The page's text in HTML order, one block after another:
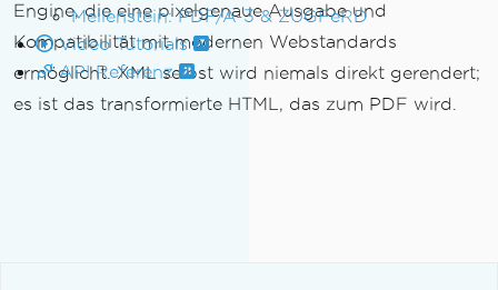
Meilenstein: PDF/A-3 & ZUGFeRD
Video Tutorials
API Referenz
Engine, die eine pixelgenaue Ausgabe und
Kompatibilität mit modernen Webstandards
ermöglicht. XML selbst wird niemals direkt gerendert;
es ist das transformierte HTML, das zum PDF wird.